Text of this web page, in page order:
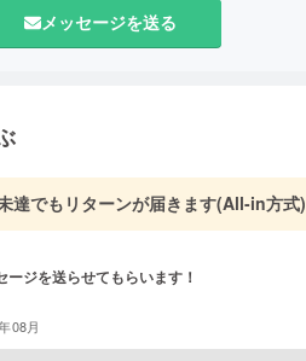
メッセージを送る
達でもリターンが届きます(All-in方式)
ージを送らせてもらいます！
08月